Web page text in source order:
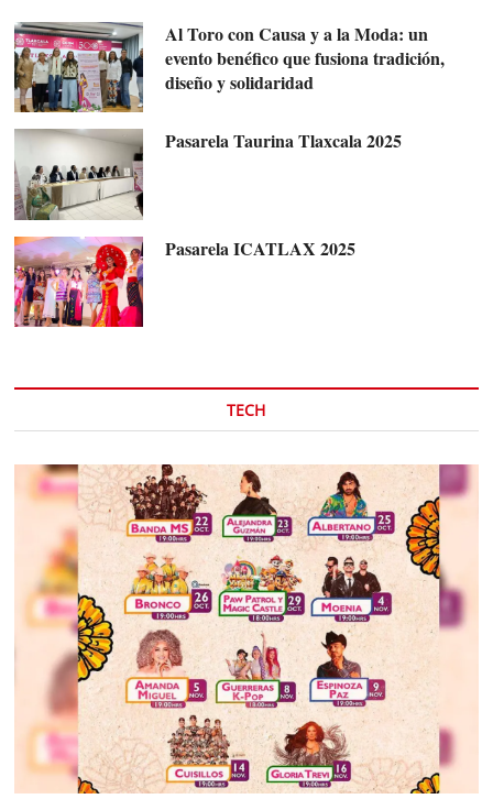
Al Toro con Causa y a la Moda: un
evento benéfico que fusiona tradición,
diseño y solidaridad
Pasarela Taurina Tlaxcala 2025
Pasarela ICATLAX 2025
TECH